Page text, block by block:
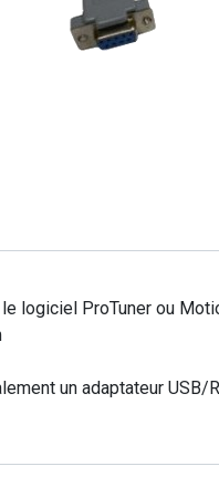
logiciel ProTuner ou
un adaptateur USB/